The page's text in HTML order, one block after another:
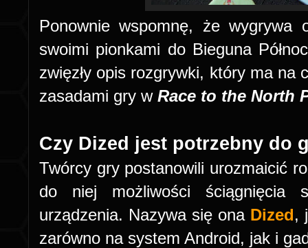
Ponownie wspomnę, że wygrywa
swoimi pionkami do Bieguna
zwięzły opis rozgrywki, który ma na
zasadami gry w Race to the North
Czy Dized jest potrzebny do
Twórcy gry postanowili urozmaicić
do niej możliwości ściągnięcia
urządzenia. Nazywa się ona Dized,
zarówno na system Android, jak i